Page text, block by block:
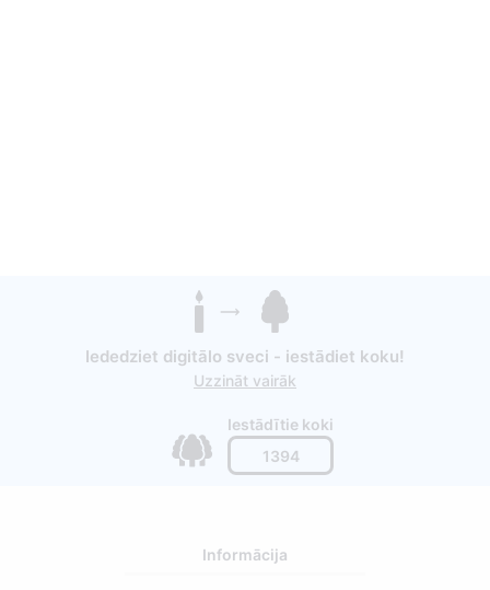
Iededziet digitālo sveci - iestādiet koku!
Uzzināt vairāk
Iestādītie koki
1394
Informācija